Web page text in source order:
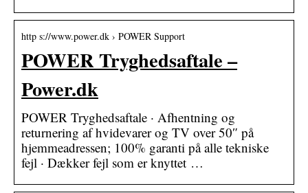
http s://www.power.dk › POWER Support
POWER Tryghedsaftale –
Power.dk
POWER Tryghedsaftale · Afhentning og
returnering af hvidevarer og TV over 50″ på
hjemmeadressen; 100% garanti på alle tekniske
fejl · Dækker fejl som er knyttet …